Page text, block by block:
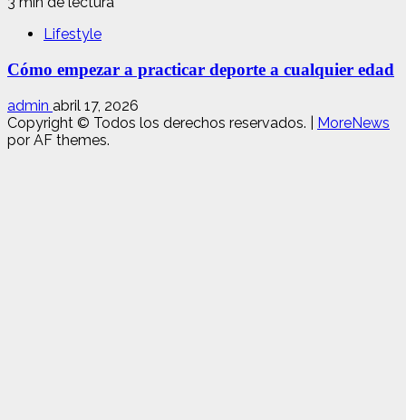
Lifestyle
Cómo empezar a practicar deporte a cualquier edad
admin abril 17, 2026
Copyright © Todos los derechos reservados.
MoreNews
por AF themes.